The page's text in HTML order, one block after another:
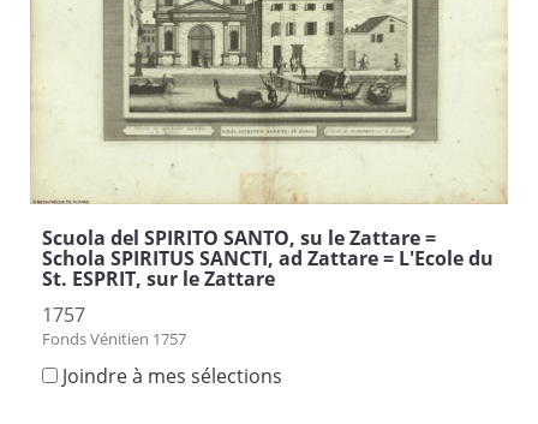
Scuola del SPIRITO SANTO, su le Zattare =
Schola SPIRITUS SANCTI, ad Zattare = L'Ecole du
St. ESPRIT, sur le Zattare
1757
Fonds Vénitien 1757
Joindre à mes sélections